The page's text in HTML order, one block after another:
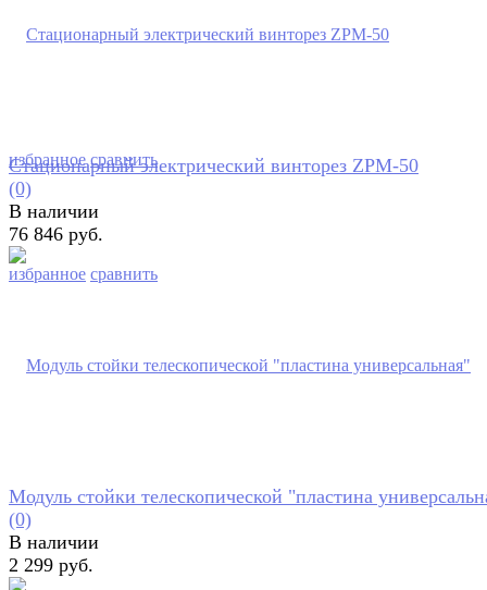
избранное сравнить
избранное сравнить
Стационарный электрический винторез ZPM-50
(0)
В наличии
76 846 руб.
Модуль стойки телескопической "пластина
(0)
В наличии
2 299 руб.